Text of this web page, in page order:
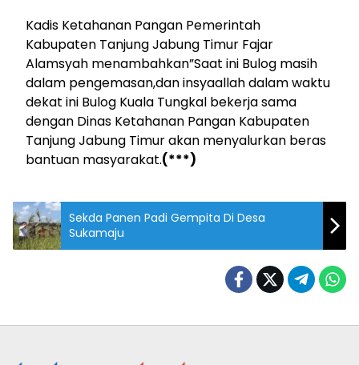
Kadis Ketahanan Pangan Pemerintah
Kabupaten Tanjung Jabung Timur Fajar
Alamsyah menambahkan”Saat ini Bulog masih
dalam pengemasan,dan insyaallah dalam waktu
dekat ini Bulog Kuala Tungkal bekerja sama
dengan Dinas Ketahanan Pangan Kabupaten
Tanjung Jabung Timur akan menyalurkan beras
bantuan masyarakat.(***)
Sekda Panen Padi Gempita Di Desa
Sukamaju